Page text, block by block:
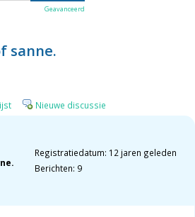
Geavanceerd
sanne.
Nieuwe discussie
Registratiedatum: 12 jaren geleden
Berichten: 9